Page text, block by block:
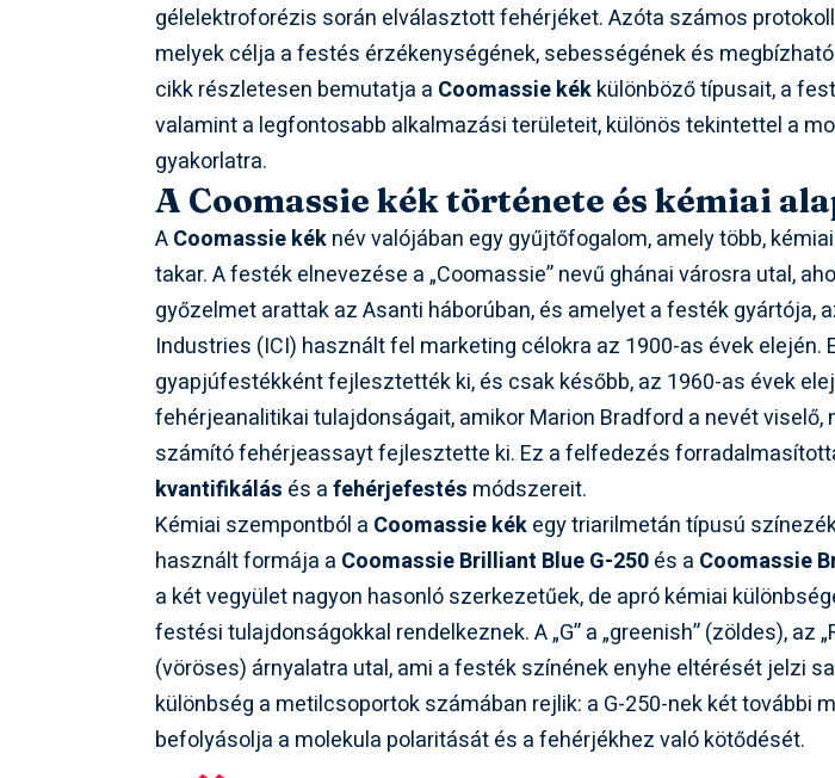
gélelektroforézis során elválasztott fehérjéket. Azóta számos
melyek célja a festés érzékenységének, sebességének és
cikk részletesen bemutatja a Coomassie kékkülönböző típusait, a
valamint a legfontosabb alkalmazási területeit, különös tekintettel a
gyakorlatra.
A Coomassie kék története és kémiai
ACoomassie kéknév valójában egy gyűjtőfogalom, amely több,
takar. A festék elnevezése a „Coomassie” nevű ghánai városra utal,
győzelmet arattak az Asanti háborúban, és amelyet a festék gyártója,
Industries (ICI) használt fel marketing célokra az 1900-as évek elején.
gyapjúfestékként fejlesztették ki, és csak később, az 1960-as évek
fehérjeanalitikai tulajdonságait, amikor Marion Bradford a nevét
számító fehérjeassayt fejlesztette ki. Ez a felfedezés
kvantifikálás és afehérjefestés módszereit.
Kémiai szempontból a Coomassie kékegy triarilmetán típusú
használt formája a Coomassie Brilliant Blue G-250és a Coomassie
a két vegyület nagyon hasonló szerkezetűek, de apró kémiai
festési tulajdonságokkal rendelkeznek. A „G” a „greenish” (zöldes), az
(vöröses) árnyalatra utal, ami a festék színének enyhe eltérését jelzi
különbség a metilcsoportok számában rejlik: a G-250-nek két további
befolyásolja a molekula polaritását és a fehérjékhez való kötődését.